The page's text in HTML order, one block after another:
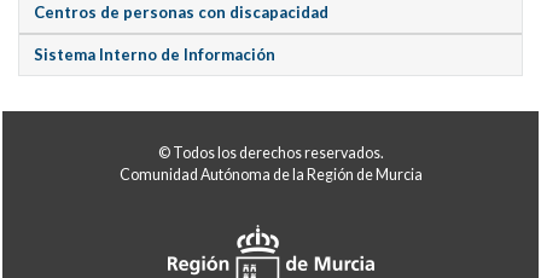
Centros de personas con discapacidad
Sistema Interno de Información
© Todos los derechos reservados.
Comunidad Autónoma de la Región de Murcia